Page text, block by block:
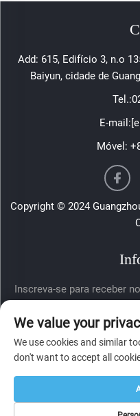
Add: 615, Edifício 3, n.o
Baiyun, cidade de
Tel.:
E-mail:
Móvel:
Copyright © 2024
Inscreva-se para receber
We value your
We use cookies and similar
don't want to accept all